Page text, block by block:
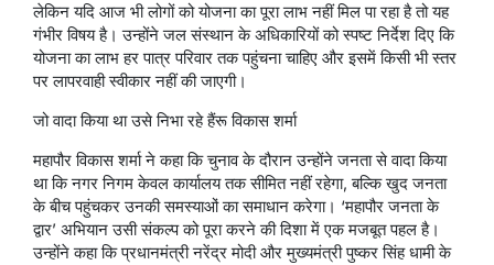
लेकिन यदि आज भी लोगों को योजना का पूरा लाभ नहीं मिल पा रहा है तो यह
गंभीर विषय है। उन्होंने जल संस्थान के अधिकारियों को स्पष्ट निर्देश दिए कि
योजना का लाभ हर पात्र परिवार तक पहुंचना चाहिए और इसमें किसी भी स्तर
पर लापरवाही स्वीकार नहीं की जाएगी।
जो वादा किया था उसे निभा रहे हैंरू विकास शर्मा
महापौर विकास शर्मा ने कहा कि चुनाव के दौरान उन्होंने जनता से वादा किया
था कि नगर निगम केवल कार्यालय तक सीमित नहीं रहेगा, बल्कि खुद जनता
के बीच पहुंचकर उनकी समस्याओं का समाधान करेगा। ‘महापौर जनता के
द्वार’ अभियान उसी संकल्प को पूरा करने की दिशा में एक मजबूत पहल है।
उन्होंने कहा कि प्रधानमंत्री नरेंद्र मोदी और मुख्यमंत्री पुष्कर सिंह धामी के